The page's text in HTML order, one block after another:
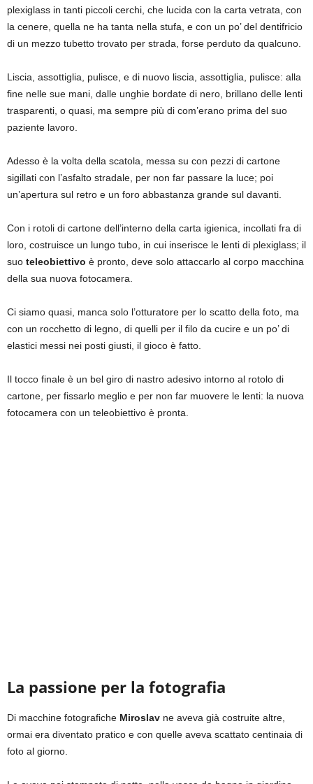
plexiglass in tanti piccoli cerchi, che lucida con la carta vetrata, con
la cenere, quella ne ha tanta nella stufa, e con un po’ del dentifricio
di un mezzo tubetto trovato per strada, forse perduto da qualcuno.
Liscia, assottiglia, pulisce, e di nuovo liscia, assottiglia, pulisce: alla
fine nelle sue mani, dalle unghie bordate di nero, brillano delle lenti
trasparenti, o quasi, ma sempre più di com’erano prima del suo
paziente lavoro.
Adesso è la volta della scatola, messa su con pezzi di cartone
sigillati con l’asfalto stradale, per non far passare la luce; poi
un’apertura sul retro e un foro abbastanza grande sul davanti.
Con i rotoli di cartone dell’interno della carta igienica, incollati fra di
loro, costruisce un lungo tubo, in cui inserisce le lenti di plexiglass; il
suo teleobiettivo è pronto, deve solo attaccarlo al corpo macchina
della sua nuova fotocamera.
Ci siamo quasi, manca solo l’otturatore per lo scatto della foto, ma
con un rocchetto di legno, di quelli per il filo da cucire e un po’ di
elastici messi nei posti giusti, il gioco è fatto.
Il tocco finale è un bel giro di nastro adesivo intorno al rotolo di
cartone, per fissarlo meglio e per non far muovere le lenti: la nuova
fotocamera con un teleobiettivo è pronta.
La passione per la fotografia
Di macchine fotografiche Miroslav ne aveva già costruite altre,
ormai era diventato pratico e con quelle aveva scattato centinaia di
foto al giorno.